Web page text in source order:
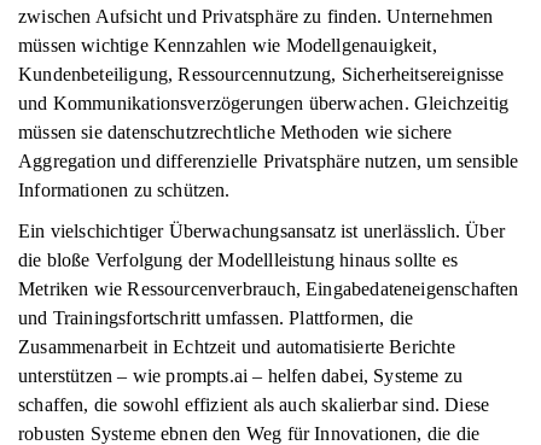
zwischen Aufsicht und Privatsphäre zu finden. Unternehmen
müssen wichtige Kennzahlen wie Modellgenauigkeit,
Kundenbeteiligung, Ressourcennutzung, Sicherheitsereignisse
und Kommunikationsverzögerungen überwachen. Gleichzeitig
müssen sie datenschutzrechtliche Methoden wie sichere
Aggregation und differenzielle Privatsphäre nutzen, um sensible
Informationen zu schützen.
Ein vielschichtiger Überwachungsansatz ist unerlässlich. Über
die bloße Verfolgung der Modellleistung hinaus sollte es
Metriken wie Ressourcenverbrauch, Eingabedateneigenschaften
und Trainingsfortschritt umfassen. Plattformen, die
Zusammenarbeit in Echtzeit und automatisierte Berichte
unterstützen – wie prompts.ai – helfen dabei, Systeme zu
schaffen, die sowohl effizient als auch skalierbar sind. Diese
robusten Systeme ebnen den Weg für Innovationen, die die